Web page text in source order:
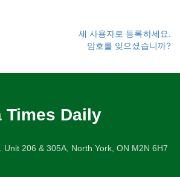
새 사용자로 등록하세요.
암호를 잊으셨습니까?
Times Daily
Unit 206 & 305A, North York, ON M2N 6H7